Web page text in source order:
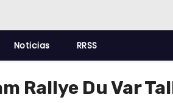
Noticias RRSS
Rallye Du Var